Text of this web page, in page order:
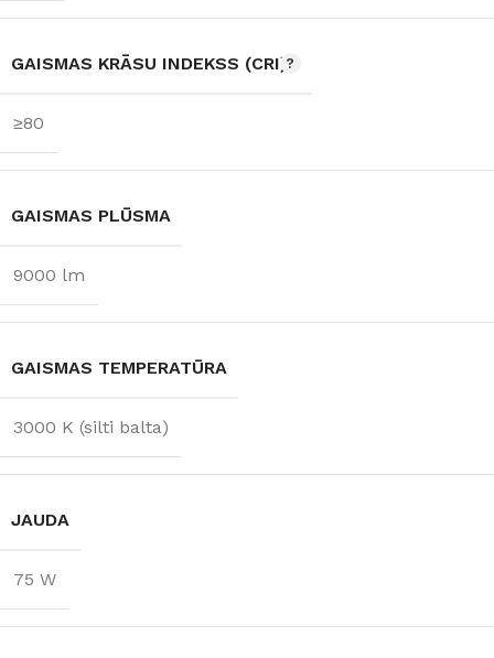
GAISMAS KRĀSU INDEKSS (CRI)
≥80
GAISMAS PLŪSMA
9000 lm
GAISMAS TEMPERATŪRA
3000 K (silti balta)
JAUDA
75 W